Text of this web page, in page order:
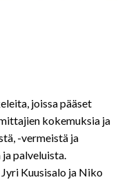
joissa pääset
kokemuksia ja
-vermeistä ja
palveluista.
Jyri Kuusisalo ja Niko